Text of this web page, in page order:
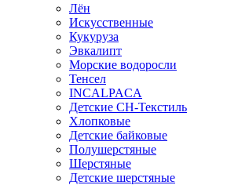
Лён
Искусственные
Кукуруза
Эвкалипт
Морские водоросли
Тенсел
INCALPACA
Детские СН-Текстиль
Хлопковые
Детские байковые
Полушерстяные
Шерстяные
Детские шерстяные